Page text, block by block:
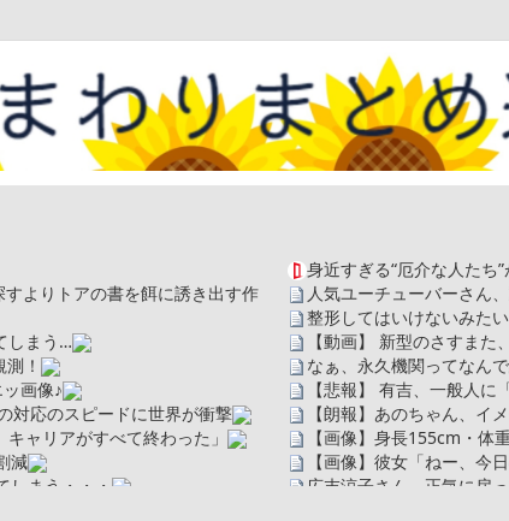
よりトアの書を餌に誘き出す作
しまう…
！
画像♪
対応のスピードに世界が衝撃
ャリアがすべて終わった」
減
しまう・・・
身近すぎる“厄介な人たち”
人気ユーチューバーさん
整形してはいけないみた
【動画】 新型のさすまた
なぁ、永久機関ってなん
【悲報】 有吉、一般人
【朗報】あのちゃん、イ
【画像】身長155cm・
【画像】彼女「ねー、今
広末涼子さん、正気に戻